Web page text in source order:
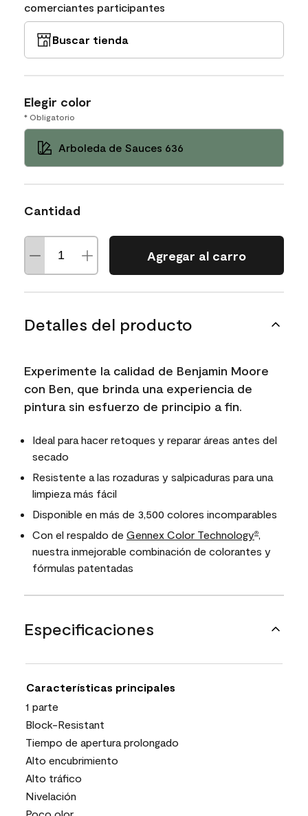
comerciantes participantes
Buscar tienda
Elegir color
* Obligatorio
Arboleda de Sauces 636
Cantidad
Agregar al carro
Detalles del producto
Experimente la calidad de Benjamin Moore
con Ben, que brinda una experiencia de
pintura sin esfuerzo de principio a fin.
Ideal para hacer retoques y reparar áreas antes del
secado
Resistente a las rozaduras y salpicaduras para una
limpieza más fácil
Disponible en más de 3,500 colores incomparables
Con el respaldo de Gennex Color Technology®,
nuestra inmejorable combinación de colorantes y
fórmulas patentadas
Especificaciones
Características principales
1 parte
Block-Resistant
Tiempo de apertura prolongado
Alto encubrimiento
Alto tráfico
Nivelación